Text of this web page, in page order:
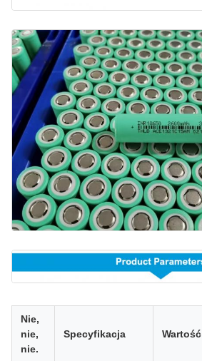
Nie,
nie,
nie.
Specyfikacja Wartość